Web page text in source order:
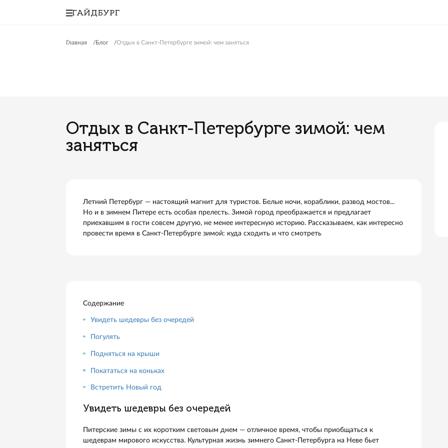
Отдых в Санкт-Петербурге зимой:
Летний Петербург — настоящий магнит для туристов. Белые ночи, кораблики, развод
Содержание
Подняться на крыши
Покататься на коньках